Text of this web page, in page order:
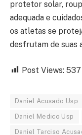
protetor solar,
adequada e
os atletas se
desfrutam de suas
Post Views: 537
Daniel Acusado Usp
Daniel Medico Usp
Daniel Tarciso